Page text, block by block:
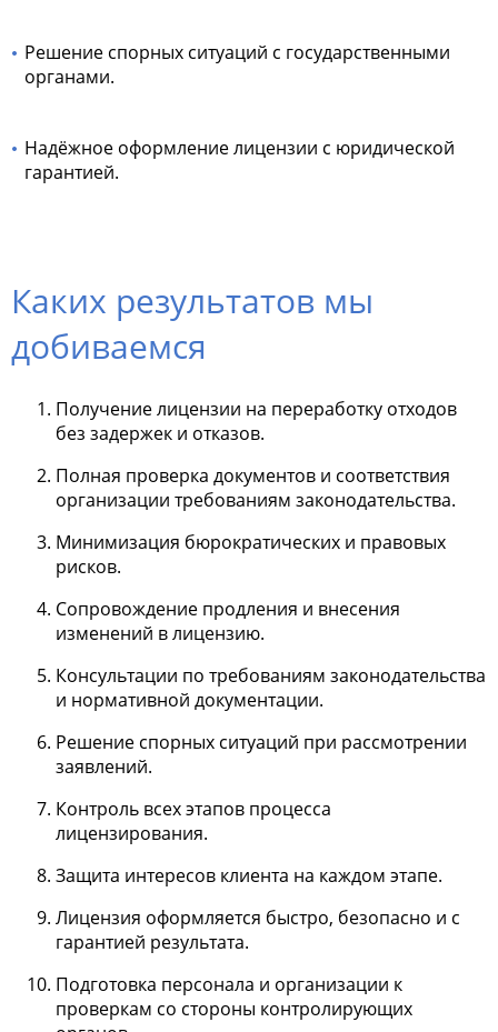
Решение спорных ситуаций с государственными
органами.
Надёжное оформление лицензии с юридической
гарантией.
Каких результатов мы
добиваемся
Получение лицензии на переработку отходов
без задержек и отказов.
Полная проверка документов и соответствия
организации требованиям законодательства.
Минимизация бюрократических и правовых
рисков.
Сопровождение продления и внесения
изменений в лицензию.
Консультации по требованиям законодательства
и нормативной документации.
Решение спорных ситуаций при рассмотрении
заявлений.
Контроль всех этапов процесса
лицензирования.
Защита интересов клиента на каждом этапе.
Лицензия оформляется быстро, безопасно и с
гарантией результата.
Подготовка персонала и организации к
проверкам со стороны контролирующих